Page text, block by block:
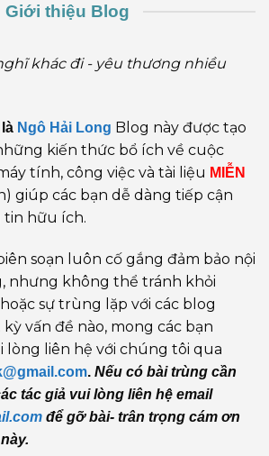
Giới thiệu Blog
khác đi - yêu thương nhiều
Ngô Hải Long Blog này được tạo
kiến thức bổ ích về cuộc
tính, công việc và tài liệu MIỄN
giúp các bạn dễ dàng tiếp cận
hữu ích.
soạn luôn cố gắng đảm bảo nội
nhưng không thể tránh khỏi
sự trùng lặp với các blog
vấn đề nào, mong các bạn
lòng liên hệ với chúng tôi qua
. Nếu có bài trùng cần
tác giả vui lòng liên hệ email
để gỡ bài- trân trọng cám ơn